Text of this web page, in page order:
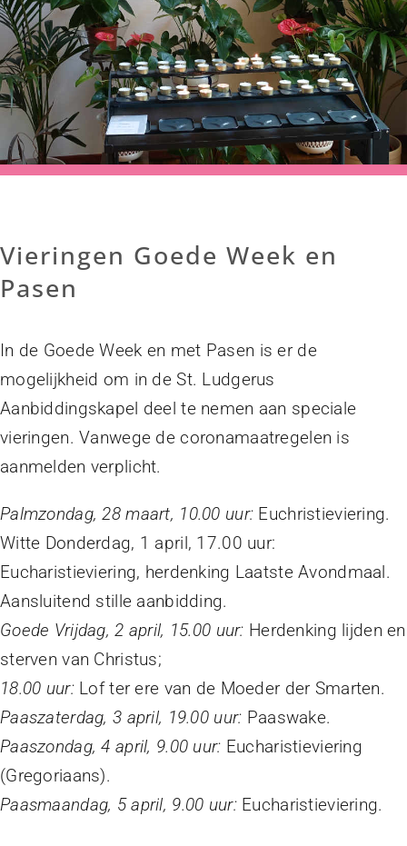
Vieringen Goede Week en
Pasen
In de Goede Week en met Pasen is er de
mogelijkheid om in de St. Ludgerus
Aanbiddingskapel deel te nemen aan speciale
vieringen. Vanwege de coronamaatregelen is
aanmelden verplicht.
Palmzondag, 28 maart, 10.00 uur: Euchristieviering.
Witte Donderdag, 1 april, 17.00 uur:
Eucharistieviering, herdenking Laatste Avondmaal.
Aansluitend stille aanbidding.
Goede Vrijdag, 2 april, 15.00 uur: Herdenking lijden en
sterven van Christus;
18.00 uur:Lof ter ere van de Moeder der Smarten.
Paaszaterdag, 3 april, 19.00 uur: Paaswake.
Paaszondag, 4 april, 9.00 uur: Eucharistieviering
(Gregoriaans).
Paasmaandag, 5 april, 9.00 uur:Eucharistieviering.